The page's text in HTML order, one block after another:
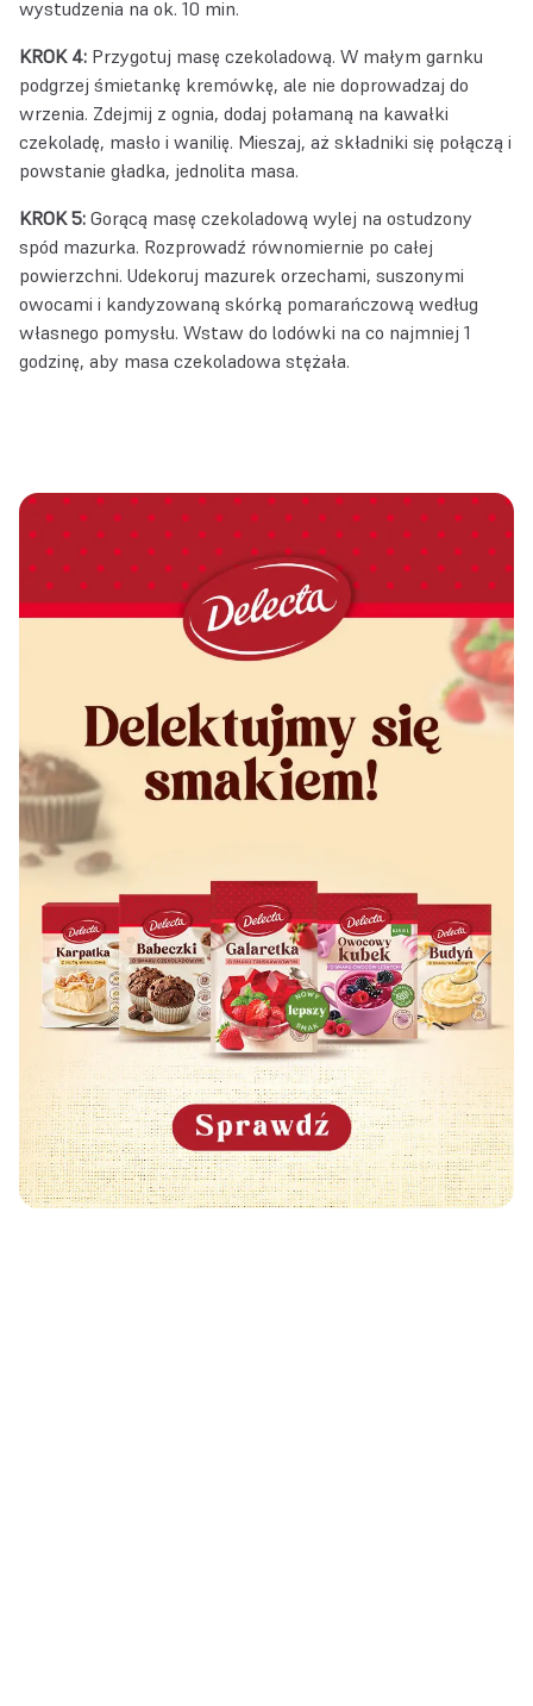
wystudzenia na ok. 10 min.
KROK 4: Przygotuj masę czekoladową. W małym garnku
podgrzej śmietankę kremówkę, ale nie doprowadzaj do
wrzenia. Zdejmij z ognia, dodaj połamaną na kawałki
czekoladę, masło i wanilię. Mieszaj, aż składniki się połączą i
powstanie gładka, jednolita masa.
KROK 5: Gorącą masę czekoladową wylej na ostudzony
spód mazurka. Rozprowadź równomiernie po całej
powierzchni. Udekoruj mazurek orzechami, suszonymi
owocami i kandyzowaną skórką pomarańczową według
własnego pomysłu. Wstaw do lodówki na co najmniej 1
godzinę, aby masa czekoladowa stężała.